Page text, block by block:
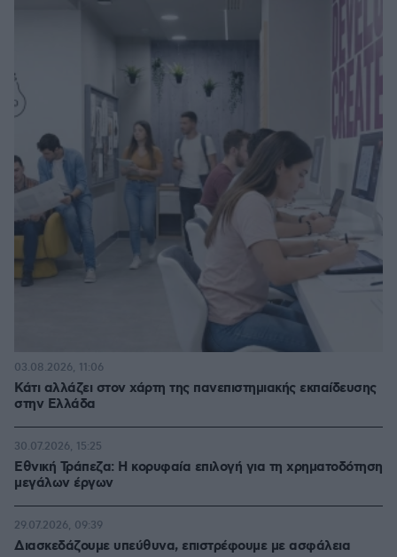
Κάτι αλλάζει στον χάρτη της πανεπιστημιακής εκπαίδευσης
στην Ελλάδα
03.08.2026, 11:06
Εθνική Τράπεζα: Η κορυφαία επιλογή για τη χρηματοδότηση
μεγάλων έργων
30.07.2026, 15:25
Διασκεδάζουμε υπεύθυνα, επιστρέφουμε με ασφάλεια
29.07.2026, 09:39